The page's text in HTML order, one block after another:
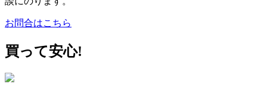
お問合はこちら
買って安心!